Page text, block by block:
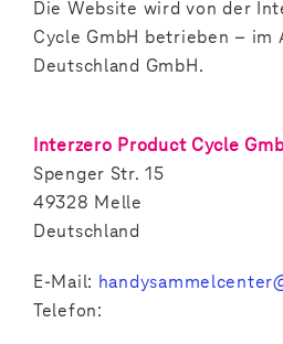
Die Website wird von der
Cycle GmbH betrieben – im
Deutschland GmbH.
Interzero Product Cycle
Spenger Str. 15
49328 Melle
Deutschland
E-Mail:
Telefon: